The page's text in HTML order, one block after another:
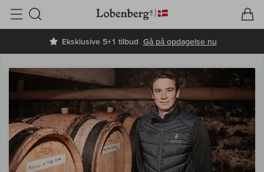
Eksklusive 5+1 tilbud Gå på opdagelse nu
Søg